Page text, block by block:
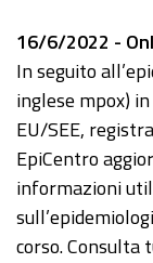
16/6/2022 -
In seguito
inglese mpox)
EU/SEE,
EpiCentro
informazioni
corso. Consulta